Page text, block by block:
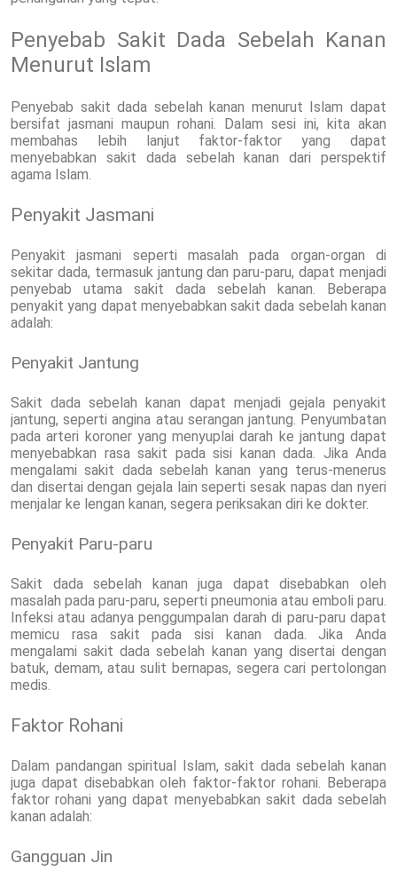
Penyebab Sakit Dada Sebelah Kanan
Menurut Islam
Penyebab sakit dada sebelah kanan menurut Islam dapat
bersifat jasmani maupun rohani. Dalam sesi ini, kita akan
membahas lebih lanjut faktor-faktor yang dapat
menyebabkan sakit dada sebelah kanan dari perspektif
agama Islam.
Penyakit Jasmani
Penyakit jasmani seperti masalah pada organ-organ di
sekitar dada, termasuk jantung dan paru-paru, dapat menjadi
penyebab utama sakit dada sebelah kanan. Beberapa
penyakit yang dapat menyebabkan sakit dada sebelah kanan
adalah:
Penyakit Jantung
Sakit dada sebelah kanan dapat menjadi gejala penyakit
jantung, seperti angina atau serangan jantung. Penyumbatan
pada arteri koroner yang menyuplai darah ke jantung dapat
menyebabkan rasa sakit pada sisi kanan dada. Jika Anda
mengalami sakit dada sebelah kanan yang terus-menerus
dan disertai dengan gejala lain seperti sesak napas dan nyeri
menjalar ke lengan kanan, segera periksakan diri ke dokter.
Penyakit Paru-paru
Sakit dada sebelah kanan juga dapat disebabkan oleh
masalah pada paru-paru, seperti pneumonia atau emboli paru.
Infeksi atau adanya penggumpalan darah di paru-paru dapat
memicu rasa sakit pada sisi kanan dada. Jika Anda
mengalami sakit dada sebelah kanan yang disertai dengan
batuk, demam, atau sulit bernapas, segera cari pertolongan
medis.
Faktor Rohani
Dalam pandangan spiritual Islam, sakit dada sebelah kanan
juga dapat disebabkan oleh faktor-faktor rohani. Beberapa
faktor rohani yang dapat menyebabkan sakit dada sebelah
kanan adalah:
Gangguan Jin